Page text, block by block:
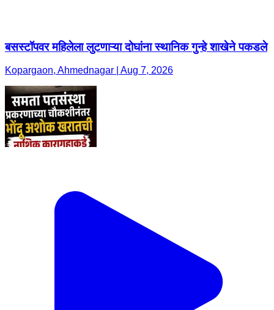
बसस्टॉपवर महिलेला लुटणाऱ्या दोघांना स्थानिक गुन्हे शाखेने पकडले
Kopargaon, Ahmednagar | Aug 7, 2026